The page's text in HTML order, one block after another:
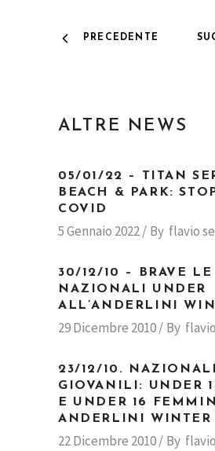
PRECEDENTE
ALTRE NEWS
05/01/22 – TITAN
BEACH & PARK:
COVID
5 Gennaio 2022 By flavio
30/12/10 – BRAVE LE
NAZIONALI UNDER
ALL’ANDERLINI
29 Dicembre 2010 By
23/12/10. NAZIONALI
GIOVANILI: UNDER
E UNDER 16
ANDERLINI WINTER
22 Dicembre 2010 By